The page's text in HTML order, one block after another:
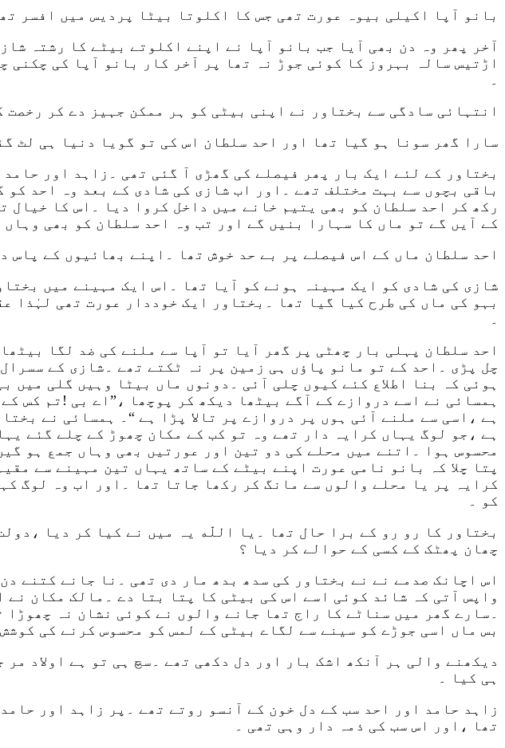
بانو آپا اكيلی بیوہ عورت تھی جس کا اکلوتا بیٹا پردیس میں افسر
آخر پھر وہ دن بھی آیا جب بانو آپا نے اپنے اکلوتے بیٹے کا رشتہ
اڑتیس سالہ بہروز کا کوئی جوڑ نہ تھا پر آخر کار بانو آپا کی
انتہائی سادگی سے بختاور نے اپنی بیٹی کو ہر ممکن جہیز دے کر رخصت
سارا گھر سونا ہو گیا تھا اور احد سلطان اس کی تو گویا دنیا ہی لٹ
بختاور کے لئے ایک بار پھر فیصلے کی گھڑی آ گئی تھی ۔زاہد اور
باقی بچوں سے بہت مختلف تھے ۔اور اب شازی کی شادی کے بعد وہ احد
رکھ کر احد سلطان کو بھی یتیم خانے میں داخل کروا دیا ۔اس کا
کے آیں گے تو ماں کا سہارا بنیں گے اور تب وہ احد سلطان کو بھی
احد سلطان ماں کے اس فیصلے پر بے حد خوش تھا ۔اپنے بھائیوں کے پاس
شازی کی شادی کو ایک مہینہ ہونے کو آیا تھا ۔اس ایک مہینے میں
بہو کی ماں کی طرح کیا گیا تھا ۔بختاور ایک خوددار عورت تھی لہٰذا
احد سلطان پہلی بار چھٹی پر گھر آیا تو آپا سے ملنے کی ضد لگا
چل پڑی ۔احد کے تو مانو پاؤں ہی زمین پر نہ ٹکتے تھے ۔شازی کے
ہوئی کہ بنا اطلاع کئے کیوں چلی آئی ۔دونوں ماں بیٹا وہیں گلی
ہمسائی نے اسے دروازے کے آگے بیٹھا دیکھ کر پوچھا ،”اے بی !تم کس
ہے ،اسی سے ملنے آئی ہوں پر دروازے پر تالا پڑا ہے “۔ ہمسائی نے
ہے ،جو لوگ یہاں کرایہ دار تھے وہ تو کب کے مکان چھوڑ کے چلے گئے
محسوس ہوا ۔اتنے میں محلے کی دو تین اور عورتیں بھی وہاں جمع ہو
پتا چلا کہ بانو نامی عورت اپنے بیٹے کے ساتھ یہاں تین مہینے سے
کرایہ پر یا محلے والوں سے مانگ کر رکھا جاتا تھا ۔اور اب وہ لوگ
کو ۔
بختاور کا رو رو کے برا حال تھا ۔یا اللّه یہ میں نے کیا کر دیا
چھان پھٹک کے کسی کے حوالے کر دیا ؟
اس اچانک صدمے نے نے بختاور کی سدھ بدھ مار دی تھی ۔نا جانے کتنے
واپس آتی کہ شائد کوئی اسے اس کی بیٹی کا پتا بتا دے ۔مالک مکان
۔سارے گھر میں سناٹے کا راج تھا جانے والوں نے کوئی نشان نہ
بس ماں اسی جوڑے کو سینے سے لگاے بیٹی کے لمس کو محسوس کرنے کی کوشش
دیکھنے والی ہر آنکھ اشک بار اور دل دکھی تھے ۔سچ ہی تو ہے اولاد
ہی کیا ۔
زاہد حامد اور احد سب کے دل خون کے آنسو روتے تھے ۔پر زاہد اور
تھا ،اور اس سب کی ذمہ دار وہی تھی ۔